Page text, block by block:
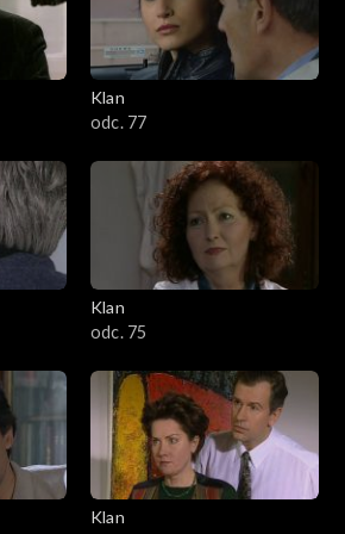
Klan
odc. 77
Klan
odc. 75
Klan